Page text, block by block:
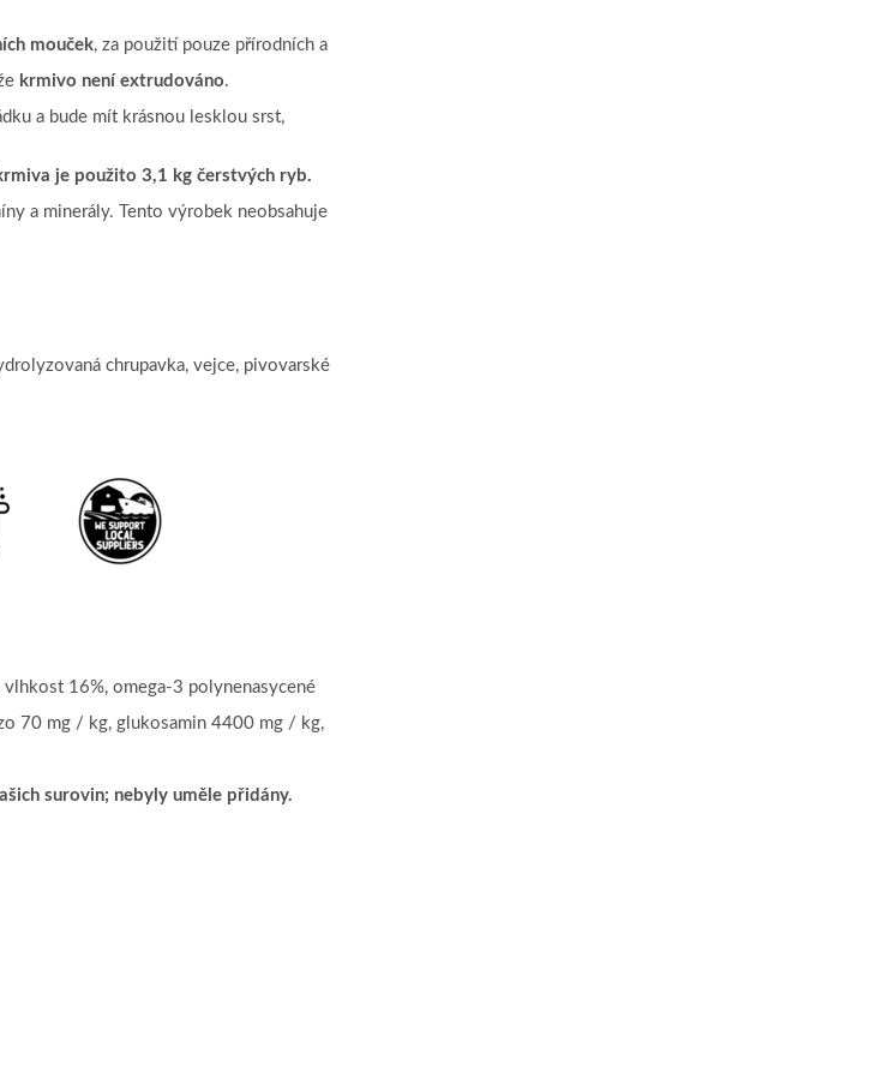
mouček, za použití pouze přírodních a
krmivo není extrudováno.
a bude mít krásnou lesklou srst,
je použito 3,1 kg čerstvých ryb.
a minerály. Tento výrobek neobsahuje
chrupavka, vejce, pivovarské
16%, omega-3 polynenasycené
70 mg / kg, glukosamin 4400 mg / kg,
surovin; nebyly uměle přidány.